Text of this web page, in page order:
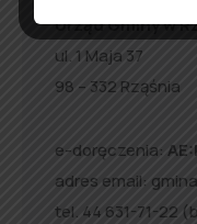
Urząd Gminy w
ul. 1 Maja 37
98 – 332 Rząśnia
e-doręczenia:
adres email:
tel. 44 631-71-22